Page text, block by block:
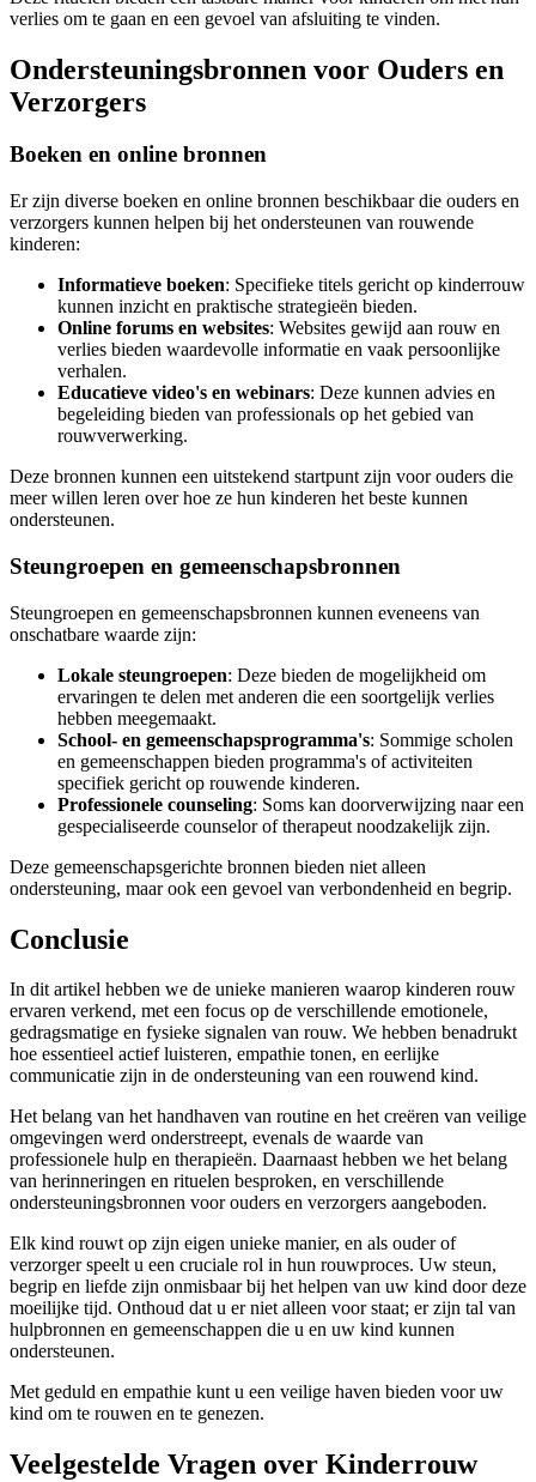
verlies om te gaan en een gevoel van afsluiting te vinden.
Ondersteuningsbronnen voor Ouders en
Verzorgers
Boeken en online bronnen
Er zijn diverse boeken en online bronnen beschikbaar die ouders en
verzorgers kunnen helpen bij het ondersteunen van rouwende
kinderen:
Informatieve boeken: Specifieke titels gericht op kinderrouw
kunnen inzicht en praktische strategieën bieden.
Online forums en websites: Websites gewijd aan rouw en
verlies bieden waardevolle informatie en vaak persoonlijke
verhalen.
Educatieve video's en webinars: Deze kunnen advies en
begeleiding bieden van professionals op het gebied van
rouwverwerking.
Deze bronnen kunnen een uitstekend startpunt zijn voor ouders die
meer willen leren over hoe ze hun kinderen het beste kunnen
ondersteunen.
Steungroepen en gemeenschapsbronnen
Steungroepen en gemeenschapsbronnen kunnen eveneens van
onschatbare waarde zijn:
Lokale steungroepen: Deze bieden de mogelijkheid om
ervaringen te delen met anderen die een soortgelijk verlies
hebben meegemaakt.
School- en gemeenschapsprogramma's: Sommige scholen
en gemeenschappen bieden programma's of activiteiten
specifiek gericht op rouwende kinderen.
Professionele counseling: Soms kan doorverwijzing naar een
gespecialiseerde counselor of therapeut noodzakelijk zijn.
Deze gemeenschapsgerichte bronnen bieden niet alleen
ondersteuning, maar ook een gevoel van verbondenheid en begrip.
Conclusie
In dit artikel hebben we de unieke manieren waarop kinderen rouw
ervaren verkend, met een focus op de verschillende emotionele,
gedragsmatige en fysieke signalen van rouw. We hebben benadrukt
hoe essentieel actief luisteren, empathie tonen, en eerlijke
communicatie zijn in de ondersteuning van een rouwend kind.
Het belang van het handhaven van routine en het creëren van veilige
omgevingen werd onderstreept, evenals de waarde van
professionele hulp en therapieën. Daarnaast hebben we het belang
van herinneringen en rituelen besproken, en verschillende
ondersteuningsbronnen voor ouders en verzorgers aangeboden.
Elk kind rouwt op zijn eigen unieke manier, en als ouder of
verzorger speelt u een cruciale rol in hun rouwproces. Uw steun,
begrip en liefde zijn onmisbaar bij het helpen van uw kind door deze
moeilijke tijd. Onthoud dat u er niet alleen voor staat; er zijn tal van
hulpbronnen en gemeenschappen die u en uw kind kunnen
ondersteunen.
Met geduld en empathie kunt u een veilige haven bieden voor uw
kind om te rouwen en te genezen.
Veelgestelde Vragen over Kinderrouw